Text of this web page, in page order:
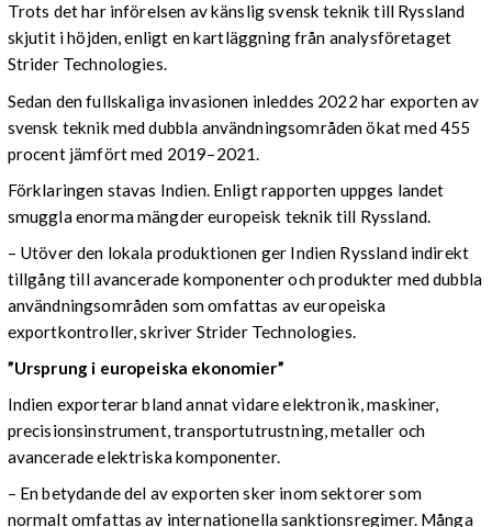
Trots det har införelsen av känslig svensk teknik till Ryssland
skjutit i höjden, enligt en kartläggning från analysföretaget
Strider Technologies.
Sedan den fullskaliga invasionen inleddes 2022 har exporten av
svensk teknik med dubbla användningsområden ökat med 455
procent jämfört med 2019–2021.
Förklaringen stavas Indien. Enligt rapporten uppges landet
smuggla enorma mängder europeisk teknik till Ryssland.
– Utöver den lokala produktionen ger Indien Ryssland indirekt
tillgång till avancerade komponenter och produkter med dubbla
användningsområden som omfattas av europeiska
exportkontroller, skriver Strider Technologies.
”Ursprung i europeiska ekonomier”
Indien exporterar bland annat vidare elektronik, maskiner,
precisionsinstrument, transportutrustning, metaller och
avancerade elektriska komponenter.
– En betydande del av exporten sker inom sektorer som
normalt omfattas av internationella sanktionsregimer. Många